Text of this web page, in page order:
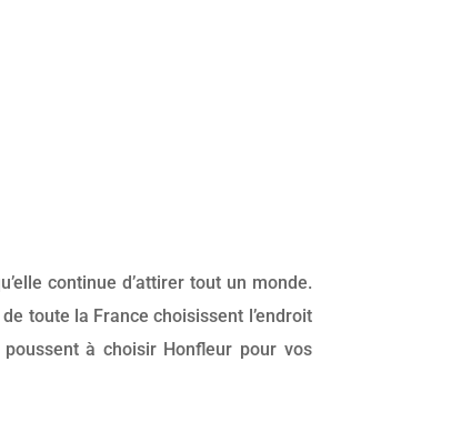
continue d’attirer tout un monde.
de toute la France choisissent l’endroit
à choisir Honfleur pour vos